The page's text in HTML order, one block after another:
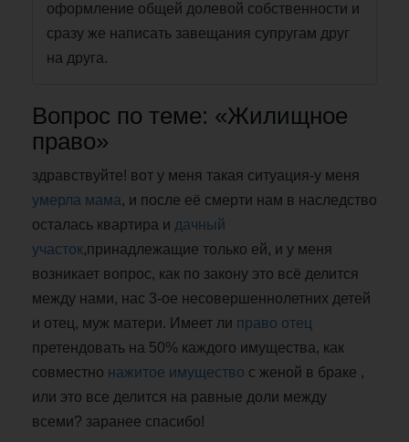
оформление общей долевой собственности и
сразу же написать завещания супругам друг
на друга.
Вопрос по теме: «Жилищное
право»
здравствуйте! вот у меня такая ситуация-у меня
умерла мама, и после её смерти нам в наследство
осталась квартира и дачный
участок,принадлежащие только ей, и у меня
возникает вопрос, как по закону это всё делится
между нами, нас 3-ое несовершеннолетних детей
и отец, муж матери. Имеет ли право отец
претендовать на 50% каждого имущества, как
совместно нажитое имущество с женой в браке ,
или это все делится на равные доли между
всеми? заранее спасибо!